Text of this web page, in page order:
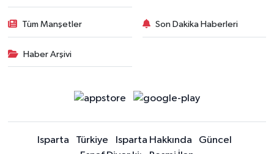
Tüm Manşetler Son Dakika Haberleri
Haber Arşivi
Isparta Türkiye Isparta Hakkında
Güncel